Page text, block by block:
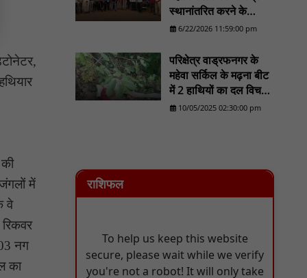
में
वे
नग
का
शिलान्यास : NN81
स्थानांतरित करने के
प्रयास का होगा व्यापक
81
6/22/2026 11:59:00 pm
परिक्षेत्र वाड्रफनगर के
महेवा सर्किल के मढ़ना बीट
में 2 हाथियों का दल विचरण
करने का लोकेशन वन
10/05/2025 02:30:00 pm
राशिफल